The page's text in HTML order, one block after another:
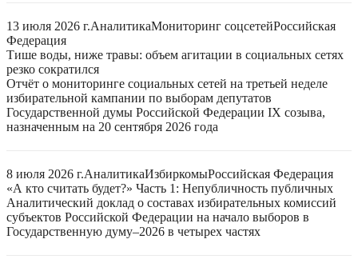
13 июля 2026 г.АналитикаМониторинг соцсетейРоссийская
Федерация
Тише воды, ниже травы: объем агитации в социальных сетях
резко сократился
Отчёт о мониторинге социальных сетей на третьей неделе
избирательной кампании по выборам депутатов
Государственной думы Российской Федерации IX созыва,
назначенным на 20 сентября 2026 года
8 июля 2026 г.АналитикаИзбиркомыРоссийская Федерация
«А кто считать будет?» Часть 1: Непубличность публичных
Аналитический доклад о составах избирательных комиссий
субъектов Российской Федерации на начало выборов в
Государственную думу–2026 в четырех частях